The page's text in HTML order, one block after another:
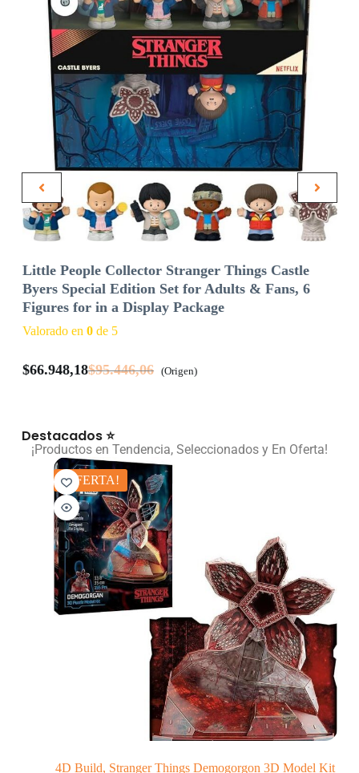
Little People Collector Stranger Things Castle
Byers Special Edition Set for Adults & Fans, 6
Figures for in a Display Package
Valorado en 0de 5
$95.446,06
$66.948,18 (Origen)
Destacados ⭐
¡Productos en Tendencia, Seleccionados y En Oferta!
¡OFERTA!
4D Build, Stranger Things Demogorgon 3D Model Kit